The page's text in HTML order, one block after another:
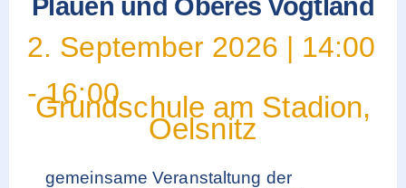
Plauen und Oberes Vogtland
2. September 2026 | 14:00
-16:00
Grundschule am Stadion,
Oelsnitz
gemeinsame Veranstaltung der